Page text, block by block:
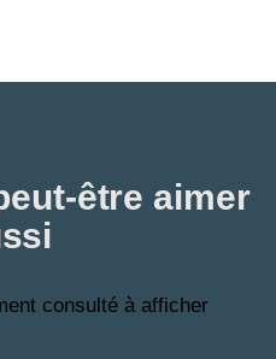
être aimer
consulté à afficher